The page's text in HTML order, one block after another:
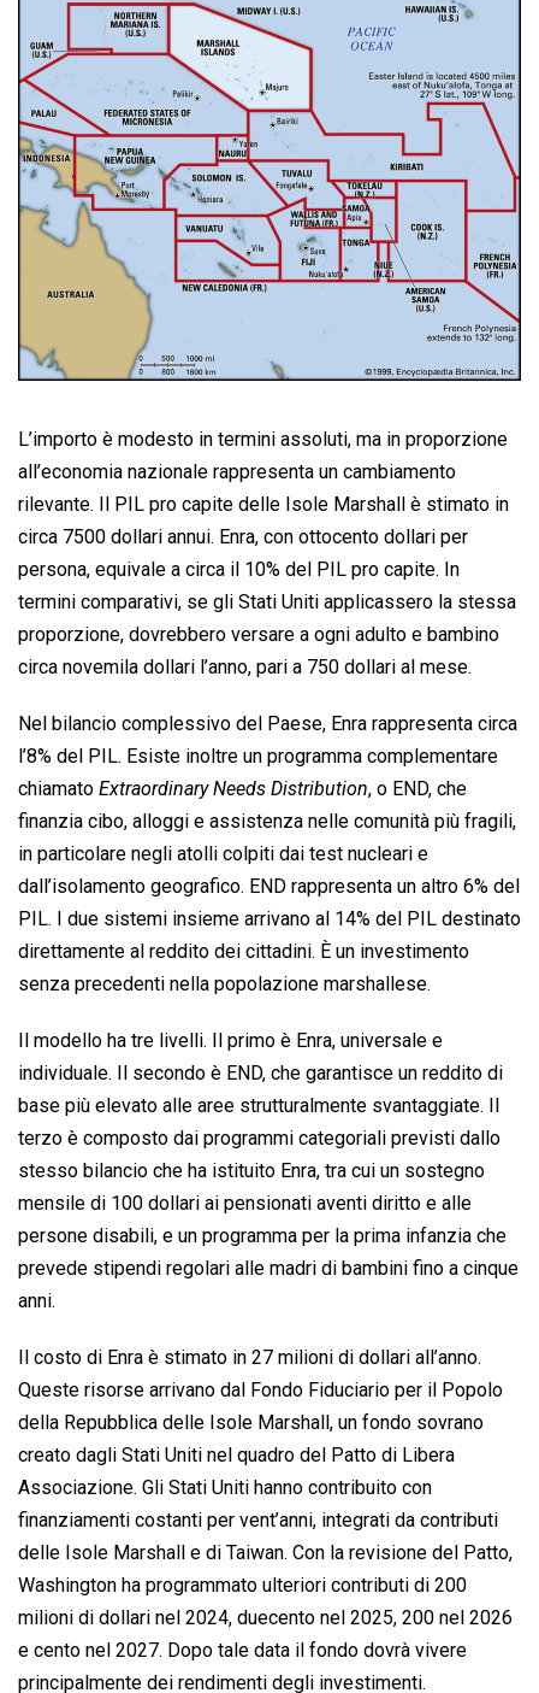
L’importo è modesto in termini assoluti, ma in proporzione
all’economia nazionale rappresenta un cambiamento
rilevante. Il PIL pro capite delle Isole Marshall è stimato in
circa 7500 dollari annui. Enra, con ottocento dollari per
persona, equivale a circa il 10% del PIL pro capite. In
termini comparativi, se gli Stati Uniti applicassero la stessa
proporzione, dovrebbero versare a ogni adulto e bambino
circa novemila dollari l’anno, pari a 750 dollari al mese.
Nel bilancio complessivo del Paese, Enra rappresenta circa
l’8% del PIL. Esiste inoltre un programma complementare
chiamato Extraordinary Needs Distribution, o END, che
finanzia cibo, alloggi e assistenza nelle comunità più fragili,
in particolare negli atolli colpiti dai test nucleari e
dall’isolamento geografico. END rappresenta un altro 6% del
PIL. I due sistemi insieme arrivano al 14% del PIL destinato
direttamente al reddito dei cittadini. È un investimento
senza precedenti nella popolazione marshallese.
Il modello ha tre livelli. Il primo è Enra, universale e
individuale. Il secondo è END, che garantisce un reddito di
base più elevato alle aree strutturalmente svantaggiate. Il
terzo è composto dai programmi categoriali previsti dallo
stesso bilancio che ha istituito Enra, tra cui un sostegno
mensile di 100 dollari ai pensionati aventi diritto e alle
persone disabili, e un programma per la prima infanzia che
prevede stipendi regolari alle madri di bambini fino a cinque
anni.
Il costo di Enra è stimato in 27 milioni di dollari all’anno.
Queste risorse arrivano dal Fondo Fiduciario per il Popolo
della Repubblica delle Isole Marshall, un fondo sovrano
creato dagli Stati Uniti nel quadro del Patto di Libera
Associazione. Gli Stati Uniti hanno contribuito con
finanziamenti costanti per vent’anni, integrati da contributi
delle Isole Marshall e di Taiwan. Con la revisione del Patto,
Washington ha programmato ulteriori contributi di 200
milioni di dollari nel 2024, duecento nel 2025, 200 nel 2026
e cento nel 2027. Dopo tale data il fondo dovrà vivere
principalmente dei rendimenti degli investimenti.